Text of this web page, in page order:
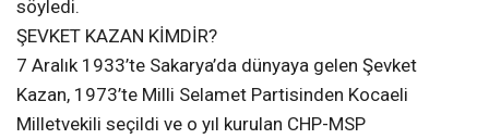
söyledi.
ŞEVKET KAZAN KİMDİR?
7 Aralık 1933’te Sakarya’da dünyaya gelen Şevket
Kazan, 1973’te Milli Selamet Partisinden Kocaeli
Milletvekili seçildi ve o yıl kurulan CHP-MSP